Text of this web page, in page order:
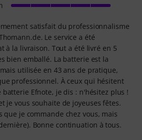
satisfait du professionnalisme
Le service a été
à la livraison. Tout a été livré en 5
bien emballé. La batterie est la
utilisée en 43 ans de pratique,
professionnel. À ceux qui hésitent
batterie Efnote, je dis : n'hésitez plus !
je vous souhaite de joyeuses fêtes.
que je commande chez vous, mais
Bonne continuation à tous.